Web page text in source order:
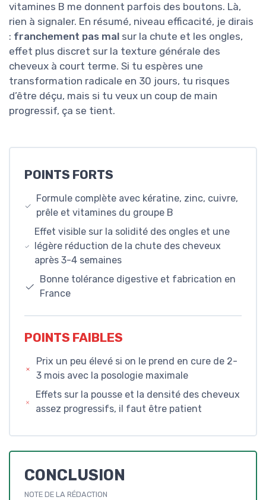
vitamines B me donnent parfois des boutons. Là,
rien à signaler. En résumé, niveau efficacité, je dirais
: franchement pas mal sur la chute et les ongles,
effet plus discret sur la texture générale des
cheveux à court terme. Si tu espères une
transformation radicale en 30 jours, tu risques
d’être déçu, mais si tu veux un coup de main
progressif, ça se tient.
POINTS FORTS
Formule complète avec kératine, zinc, cuivre,
prêle et vitamines du groupe B
Effet visible sur la solidité des ongles et une
légère réduction de la chute des cheveux
après 3-4 semaines
Bonne tolérance digestive et fabrication en
France
POINTS FAIBLES
Prix un peu élevé si on le prend en cure de 2-
3 mois avec la posologie maximale
Effets sur la pousse et la densité des cheveux
assez progressifs, il faut être patient
CONCLUSION
NOTE DE LA RÉDACTION